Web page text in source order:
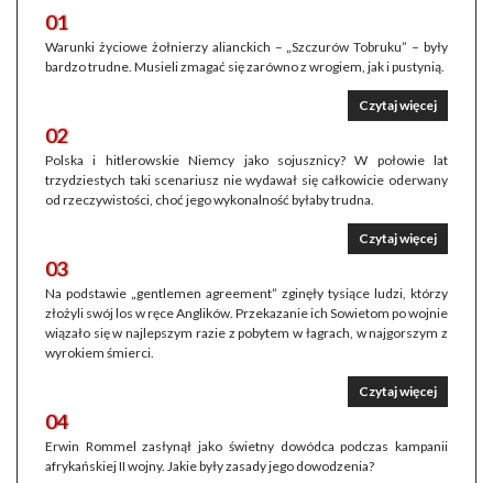
01
Warunki życiowe żołnierzy alianckich – „Szczurów Tobruku” – były
bardzo trudne. Musieli zmagać się zarówno z wrogiem, jak i pustynią.
Czytaj więcej
02
Polska i hitlerowskie Niemcy jako sojusznicy? W połowie lat
trzydziestych taki scenariusz nie wydawał się całkowicie oderwany
od rzeczywistości, choć jego wykonalność byłaby trudna.
Czytaj więcej
03
Na podstawie „gentlemen agreement” zginęły tysiące ludzi, którzy
złożyli swój los w ręce Anglików. Przekazanie ich Sowietom po wojnie
wiązało się w najlepszym razie z pobytem w łagrach, w najgorszym z
wyrokiem śmierci.
Czytaj więcej
04
Erwin Rommel zasłynął jako świetny dowódca podczas kampanii
afrykańskiej II wojny. Jakie były zasady jego dowodzenia?